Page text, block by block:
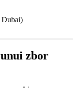
Dubai)
zbor